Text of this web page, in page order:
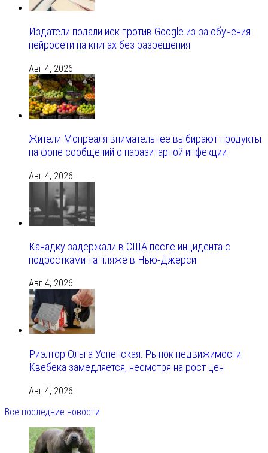
Издатели подали иск против Google из‑за обучения
нейросети на книгах без разрешения
Авг 4, 2026
Жители Монреаля внимательнее выбирают продукты
на фоне сообщений о паразитарной инфекции
Авг 4, 2026
Канадку задержали в США после инцидента с
подростками на пляже в Нью-Джерси
Авг 4, 2026
Риэлтор Ольга Успенская: Рынок недвижимости
Квебека замедляется, несмотря на рост цен
Авг 4, 2026
Все последние новости